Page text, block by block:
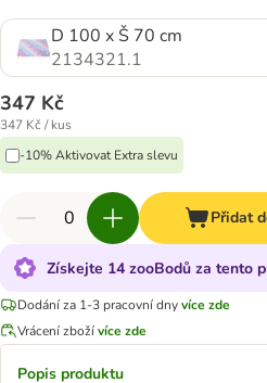
D 100 x Š 70 cm
2134321.1
347 Kč
347 Kč / kus
-10% Aktivovat Extra slevu
Přidat
Získejte 14 zooBodů za tento
Dodání za 1-3 pracovní dnyvíce zde
Vrácení zbožívíce zde
Popis produktu